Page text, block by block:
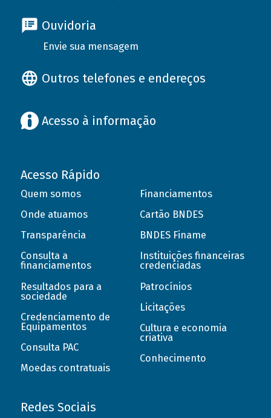
Ouvidoria
Envie sua mensagem
Outros telefones e endereços
Acesso à informação
Acesso Rápido
Quem somos
Onde atuamos
Transparência
Consulta a
financiamentos
Resultados para a
sociedade
Credenciamento de
Equipamentos
Consulta PAC
Moedas contratuais
Financiamentos
Cartão BNDES
BNDES Finame
Instituições financeiras
credenciadas
Patrocínios
Licitações
Cultura e economia
criativa
Conhecimento
Redes Sociais